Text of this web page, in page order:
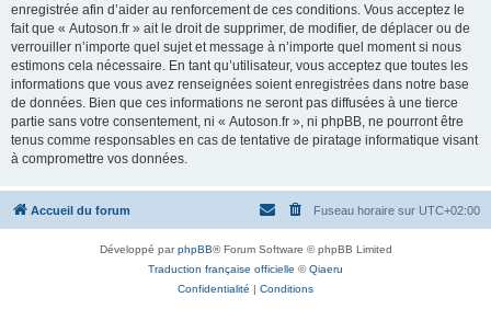
enregistrée afin d’aider au renforcement de ces conditions. Vous acceptez le
fait que « Autoson.fr » ait le droit de supprimer, de modifier, de déplacer ou de
verrouiller n’importe quel sujet et message à n’importe quel moment si nous
estimons cela nécessaire. En tant qu’utilisateur, vous acceptez que toutes les
informations que vous avez renseignées soient enregistrées dans notre base
de données. Bien que ces informations ne seront pas diffusées à une tierce
partie sans votre consentement, ni « Autoson.fr », ni phpBB, ne pourront être
tenus comme responsables en cas de tentative de piratage informatique visant
à compromettre vos données.
Accueil du forum Fuseau horaire sur UTC+02:00
Développé parphpBB® Forum Software © phpBB Limited
Traduction française officielle ©Qiaeru
Confidentialité | Conditions